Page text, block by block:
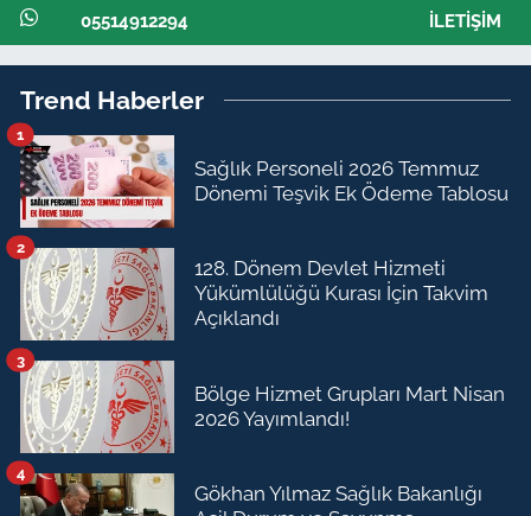
05514912294 İLETIŞIM
Trend Haberler
Sağlık Personeli 2026 Temmuz
Dönemi Teşvik Ek Ödeme Tablosu
1
128. Dönem Devlet Hizmeti
Yükümlülüğü Kurası İçin Takvim
Açıklandı
2
Bölge Hizmet Grupları Mart Nisan
2026 Yayımlandı!
3
Gökhan Yılmaz Sağlık Bakanlığı
4